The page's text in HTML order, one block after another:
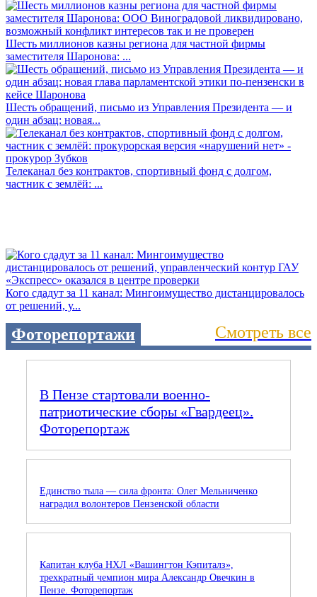
Шесть миллионов казны региона для частной фирмы
заместителя Шаронова: ...
Шесть обращений, письмо из Управления Президента — и
один абзац: новая...
Телеканал без контрактов, спортивный фонд с долгом,
частник с землёй: ...
Кого сдадут за 11 канал: Мингоимущество дистанцировалось
от решений, у...
Фоторепортажи Смотреть все
В Пензе стартовали военно-
патриотические сборы «Гвардеец».
Фоторепортаж
Единство тыла — сила фронта: Олег Мельниченко
наградил волонтеров Пензенской области
Капитан клуба НХЛ «Вашингтон Кэпиталз»,
трехкратный чемпион мира Александр Овечкин в
Пензе. Фоторепортаж